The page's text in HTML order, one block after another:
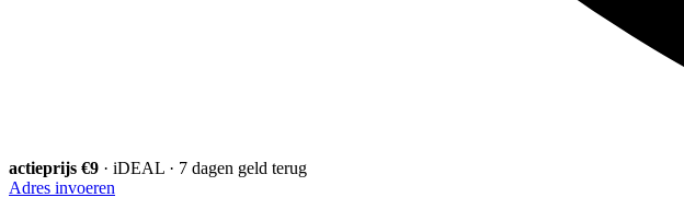
actieprijs €9 · iDEAL · 7 dagen geld terug
Adres invoeren